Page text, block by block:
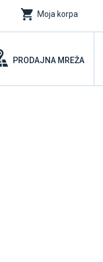
Moja korpa
PRODAJNA MREŽA